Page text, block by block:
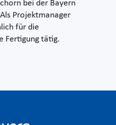
bei der Bayern
Projektmanager
für die
Fertigung tätig.